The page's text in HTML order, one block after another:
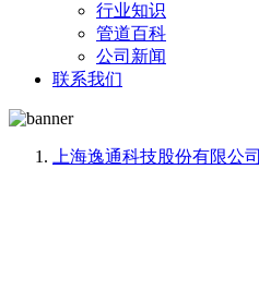
行业知识
管道百科
公司新闻
联系我们
上海逸通科技股份有限公司